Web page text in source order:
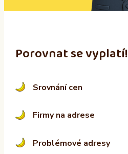
:
Porovnat se vyplatí!
Srovnání cen
Firmy na adrese
Problémové adresy